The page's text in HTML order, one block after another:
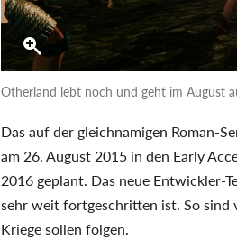
Otherland lebt noch und geht im August
Das auf der gleichnamigen Roman-
am 26. August 2015 in den Early
2016 geplant. Das neue Entwickler-
sehr weit fortgeschritten ist. So sind
Kriege sollen folgen.